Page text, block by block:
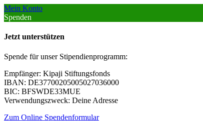
Mein Konto
Spenden
Jetzt unterstützen
Spende für unser Stipendienprogramm:
Empfänger: Kipaji Stiftungsfonds
IBAN: DE37700205005027036000
BIC: BFSWDE33MUE
Verwendungszweck: Deine Adresse
Zum Online Spendenformular